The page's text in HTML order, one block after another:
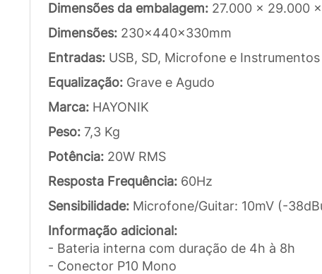
Dimensões da embalagem: 27.000 x 29.000
Dimensões: 230x440x330mm
Entradas: USB, SD, Microfone e Instrumentos
Equalização: Grave e Agudo
Marca: HAYONIK
Peso: 7,3 Kg
Potência: 20W RMS
Resposta Frequência: 60Hz
Sensibilidade: Microfone/Guitar: 10mV (-
Informação adicional:
- Bateria interna com duração de 4h à 8h
- Conector P10 Mono